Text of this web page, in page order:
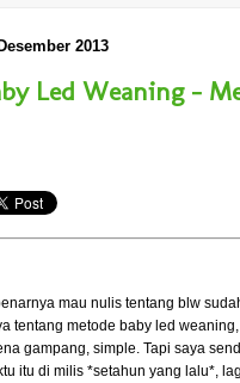
2013
Led Weaning -
mau nulis tentang blw
tentang metode baby led
gampang, simple. Tapi saya
itu di milis *setahun yang lalu*,